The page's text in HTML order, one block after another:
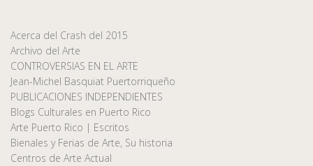
Acerca del Crash del 2015
Archivo del Arte
CONTROVERSIAS EN EL ARTE
Jean-Michel Basquiat Puertorriqueño
PUBLICACIONES INDEPENDIENTES
Blogs Culturales en Puerto Rico
Arte Puerto Rico | Escritos
Bienales y Ferias de Arte, Su historia
Centros de Arte Actual